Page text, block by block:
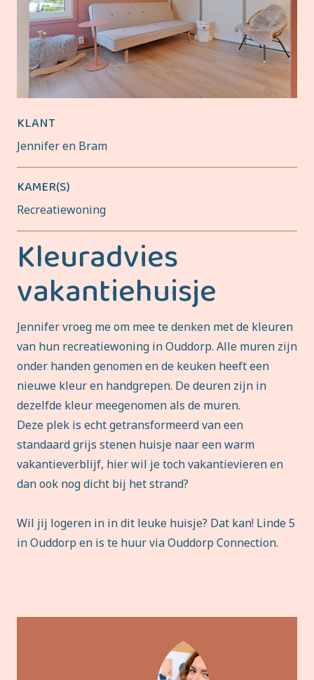
KLANT
Jennifer en Bram
KAMER(S)
Recreatiewoning
Kleuradvies
vakantiehuisje
Jennifer vroeg me om mee te denken met de kleuren
van hun recreatiewoning in Ouddorp. Alle muren zijn
onder handen genomen en de keuken heeft een
nieuwe kleur en handgrepen. De deuren zijn in
dezelfde kleur meegenomen als de muren.
Deze plek is echt getransformeerd van een
standaard grijs stenen huisje naar een warm
vakantieverblijf, hier wil je toch vakantievieren en
dan ook nog dicht bij het strand?
Wil jij logeren in in dit leuke huisje? Dat kan! Linde 5
in Ouddorp en is te huur via Ouddorp Connection.